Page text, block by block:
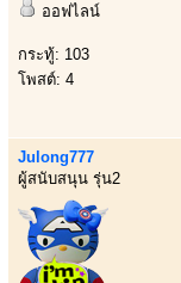
ออฟไลน์
กระทู้: 103
โพสต์: 4
Julong777
ผู้สนับสนุน รุ่น2